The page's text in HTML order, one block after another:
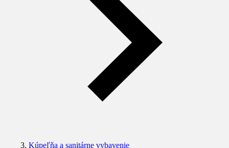
Kúpeľňa a sanitárne vybavenie